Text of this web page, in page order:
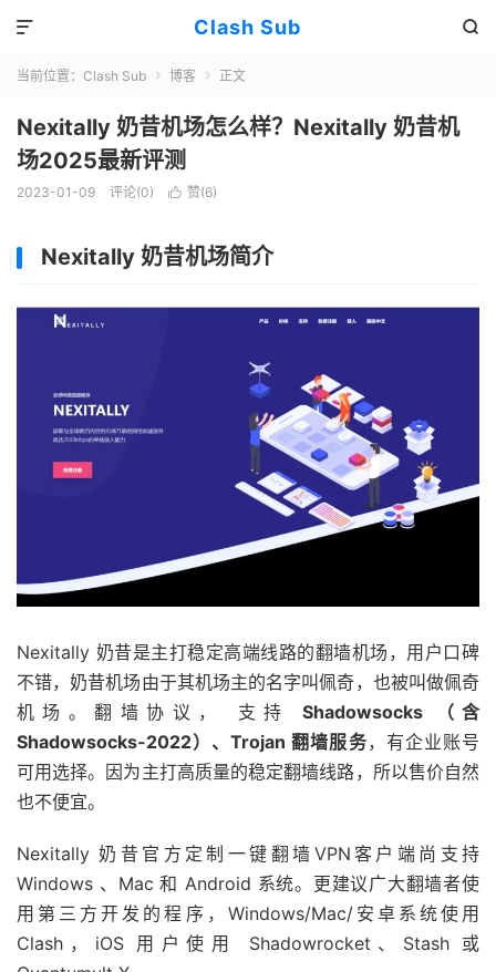
Clash Sub 

当前位置： Clash Sub  博客  正文
Nexitally 奶昔机场怎么样？Nexitally 奶昔机
场2025最新评测
2023-01-09 评论(0)  赞(6)
Nexitally 奶昔机场简介
Nexitally 奶昔是主打稳定高端线路的翻墙机场，用户口碑
不错，奶昔机场由于其机场主的名字叫佩奇，也被叫做佩奇
机场。翻墙协议， 支持
Shadowsocks （含
Shadowsocks-2022）、Trojan 翻墙服务，有企业账号
可用选择。因为主打高质量的稳定翻墙线路，所以售价自然
也不便宜。
Nexitally 奶昔官方定制一键翻墙VPN客户端尚支持
Windows 、Mac 和 Android 系统。更建议广大翻墙者使
用第三方开发的程序，Windows/Mac/安卓系统使用
Clash，iOS 用户使用 Shadowrocket、Stash 或